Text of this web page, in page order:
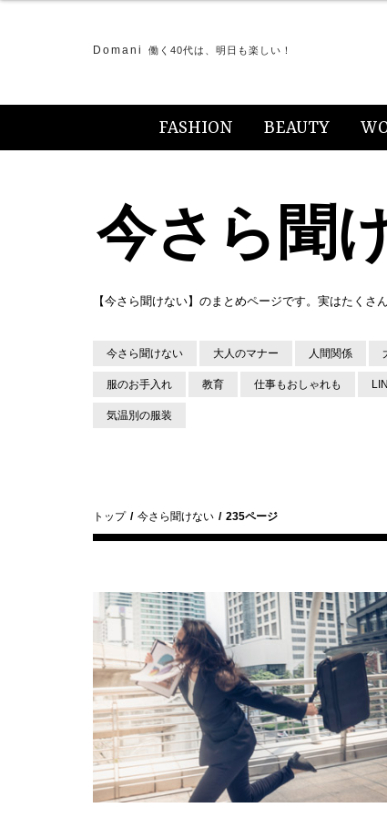
Domani 働く40代は、明日も楽しい！
FASHION BEAUTY
今さら聞
【今さら聞けない】のまとめページです。実はたく
今さら聞けない 大人のマナー 人間関係
服のお手入れ 教育 仕事もおしゃれも
気温別の服装
トップ 今さら聞けない 235ページ